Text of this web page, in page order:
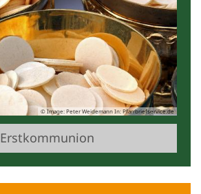
© Image: Peter Weidemann In: Pfarrbriefservice.de
Erstkommunion